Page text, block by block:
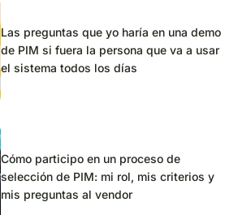
Las preguntas que yo haría en una demo
de PIM si fuera la persona que va a usar
el sistema todos los días
Cómo participo en un proceso de
selección de PIM: mi rol, mis criterios y
mis preguntas al vendor